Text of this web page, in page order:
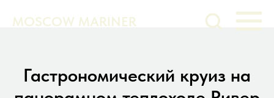
MOSCOW MARINER
Гастрономический круиз на